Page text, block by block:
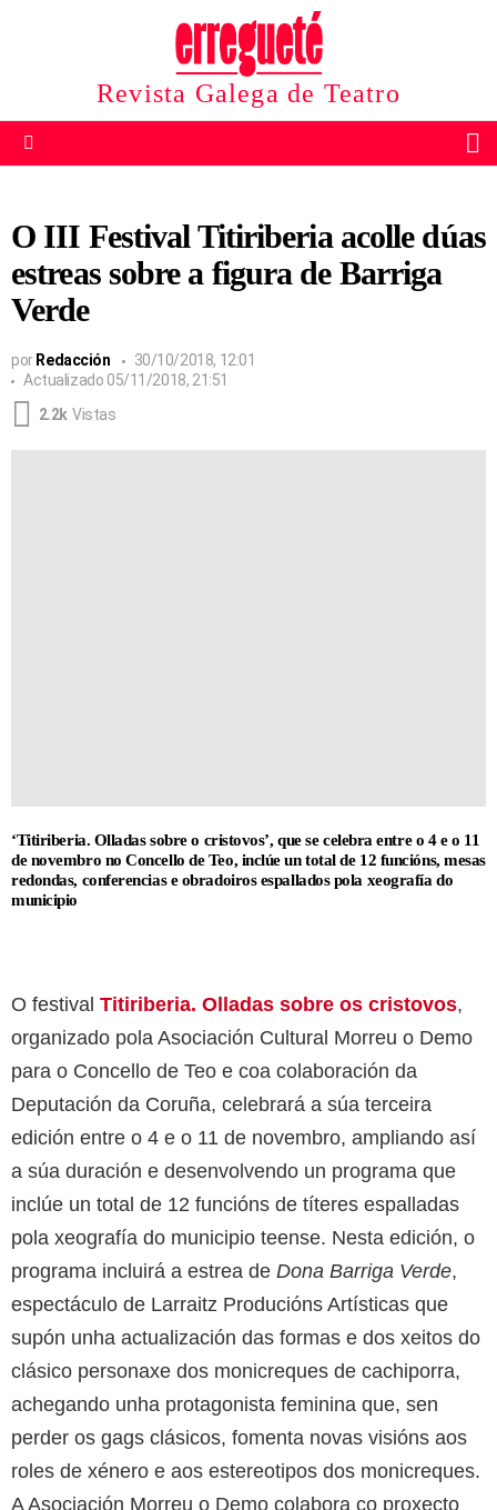
Revista Galega de Teatro
O III Festival Titiriberia acolle dúas
estreas sobre a figura de Barriga
Verde
por Redacción
30/10/2018, 12:01
Actualizado 05/11/2018, 21:51
2.2k Vistas
‘Titiriberia. Olladas sobre o cristovos’, que se celebra entre o 4 e o 11
de novembro no Concello de Teo, inclúe un total de 12 funcións, mesas
redondas, conferencias e obradoiros espallados pola xeografía do
municipio
O festival Titiriberia. Olladas sobre os cristovos,
organizado pola Asociación Cultural Morreu o Demo
para o Concello de Teo e coa colaboración da
Deputación da Coruña, celebrará a súa terceira
edición entre o 4 e o 11 de novembro, ampliando así
a súa duración e desenvolvendo un programa que
inclúe un total de 12 funcións de títeres espalladas
pola xeografía do municipio teense. Nesta edición, o
programa incluirá a estrea de Dona Barriga Verde,
espectáculo de Larraitz Producións Artísticas que
supón unha actualización das formas e dos xeitos do
clásico personaxe dos monicreques de cachiporra,
achegando unha protagonista feminina que, sen
perder os gags clásicos, fomenta novas visións aos
roles de xénero e aos estereotipos dos monicreques.
A Asociación Morreu o Demo colabora co proxecto